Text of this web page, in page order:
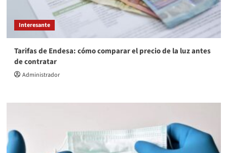
Interesante
Tarifas de Endesa: cómo comparar el precio de la luz antes
de contratar
Administrador